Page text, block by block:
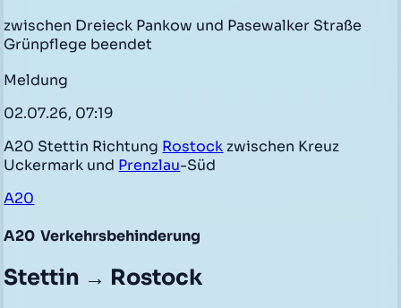
zwischen Dreieck Pankow und Pasewalker Straße
Grünpflege beendet
Meldung
02.07.26, 07:19
A20 Stettin Richtung Rostock zwischen Kreuz
Uckermark und Prenzlau-Süd
A20
A20 Verkehrsbehinderung
Stettin → Rostock